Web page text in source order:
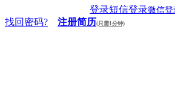
登录短信登录微信登
找回密码? 注册简历(只需1分钟)